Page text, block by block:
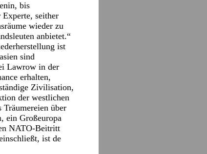
bis
Experte, seither
wieder zu
anbietet.“
ist
sind
Lawrow in der
erhalten,
Zivilisation,
der westlichen
über
ein Großeuropa
NATO-Beitritt
ist de